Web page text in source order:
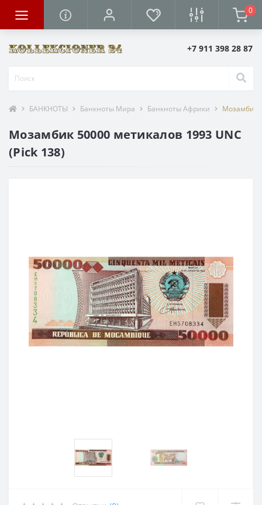
0
+7 911 398 28 87
БАНКНОТЫ Банкноты Мира Банкноты Африки Мозамбик
Мозамбик 50000 метикалов 1993 UNC
(Pick 138)